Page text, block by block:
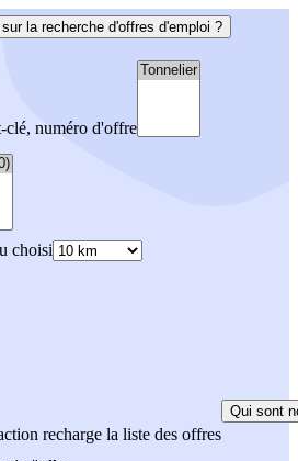
la recherche d'offres d'emploi ?
clé, numéro d'offre
choisi
recharge la liste des offres
Qui sont